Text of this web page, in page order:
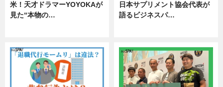
米！天才ドラマーYOYOKAが
見た“本物の…
日本サプリメント協会代表が
語るビジネスパ…